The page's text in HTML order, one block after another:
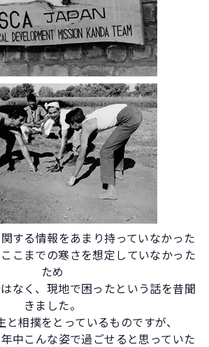
する情報をあまり持っていなかった
こまでの寒さを想定していなかった
ため
なく、現地で困ったという話を昔聞
きました。
と相撲をとっているものですが、
中こんな姿で過ごせると思っていた